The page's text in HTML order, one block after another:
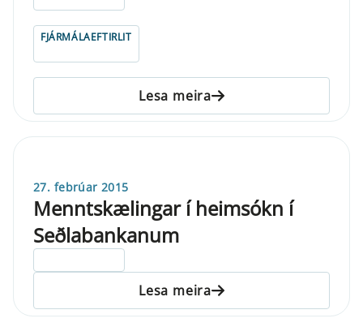
FJÁRMÁLAEFTIRLIT
Lesa meira
27. febrúar 2015
Menntskælingar í heimsókn í
Seðlabankanum
Lesa meira